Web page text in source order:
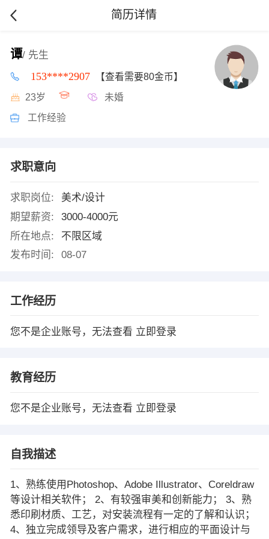
简历详情
谭/ 先生
153****2907 【查看需要80金币】
23岁 未婚
工作经验
求职意向
求职岗位:
美术/设计
期望薪资:
3000-4000元
所在地点:
不限区域
发布时间:
08-07
工作经历
您不是企业账号，无法查看 立即登录
教育经历
您不是企业账号，无法查看 立即登录
自我描述
1、熟练使用Photoshop、Adobe Illustrator、Coreldraw
等设计相关软件； 2、有较强审美和创新能力； 3、熟
悉印刷材质、工艺，对安装流程有一定的了解和认识；
4、独立完成领导及客户需求，进行相应的平面设计与